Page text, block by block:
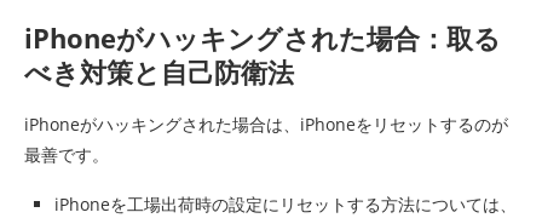
iPhoneがハッキングされた場合：取る
べき対策と自己防衛法
iPhoneがハッキングされた場合は、iPhoneをリセットするのが
最善です。
iPhoneを工場出荷時の設定にリセットする方法については、